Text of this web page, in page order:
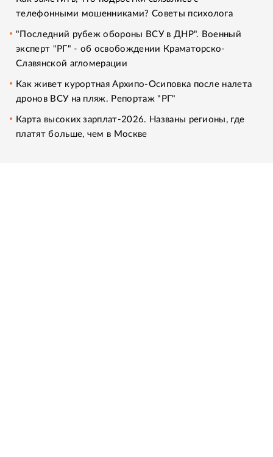
телефонными мошенниками? Советы психолога
"Последний рубеж обороны ВСУ в ДНР". Военный
эксперт "РГ" - об освобождении Краматорско-
Славянской агломерации
Как живет курортная Архипо-Осиповка после налета
дронов ВСУ на пляж. Репортаж "РГ"
Карта высоких зарплат-2026. Названы регионы, где
платят больше, чем в Москве